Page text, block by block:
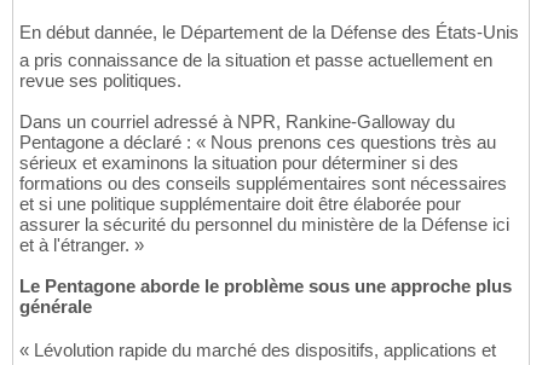
En début dannée, le Département de la Défense des États-Unis
a pris connaissance de la situation et passe actuellement en
revue ses politiques.
Dans un courriel adressé à NPR, Rankine-Galloway du
Pentagone a déclaré : « Nous prenons ces questions très au
sérieux et examinons la situation pour déterminer si des
formations ou des conseils supplémentaires sont nécessaires
et si une politique supplémentaire doit être élaborée pour
assurer la sécurité du personnel du ministère de la Défense ici
et à l'étranger. »
Le Pentagone aborde le problème sous une approche plus
générale
« Lévolution rapide du marché des dispositifs, applications et